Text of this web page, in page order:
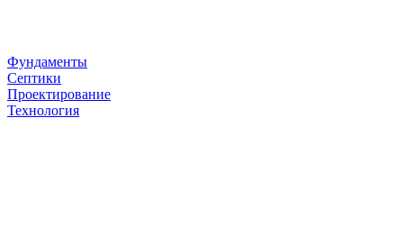
Фундаменты
Септики
Проектирование
Технология